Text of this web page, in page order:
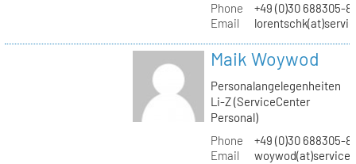
Phone
+49 (0)30 688305-
Email
Maik Woywod
Personalangelegenheiten
Li-Z (ServiceCenter
Personal)
Phone
+49 (0)30 688305-
Email